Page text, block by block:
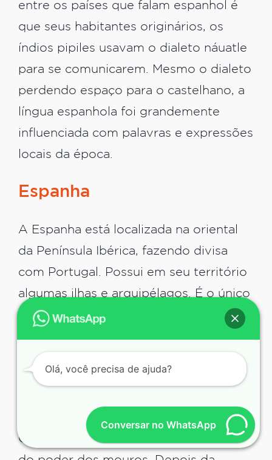
entre os países que falam espanhol é
que seus habitantes originários, os
índios pipiles usavam o dialeto náuatle
para se comunicarem. Mesmo o dialeto
perdendo espaço para o castelhano, a
língua espanhola foi grandemente
influenciada com palavras e expressões
locais da época.
Espanha
A Espanha está localizada na oriental
da Península Ibérica, fazendo divisa
com Portugal. Possui em seu território
algumas ilhas e arquipélagos. É o único
país da Europa que faz fronteira
via Marrocos.
reinos de Leão, Navarra, Aragão e
Castela após a retomada do território
Conversar no WhatsApp
Olá, você precisa de ajuda?